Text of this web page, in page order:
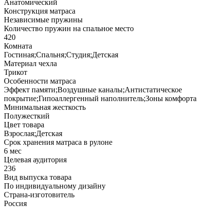
Анатомический
Конструкция матраса
Независимые пружины
Количество пружин на спальное место
420
Комната
Гостиная;Спальня;Студия;Детская
Материал чехла
Трикот
Особенности матраса
Эффект памяти;Воздушные каналы;Антистатическое
покрытие;Гипоаллергенный наполнитель;Зоны комфорта
Минимальная жесткость
Полужесткий
Цвет товара
Взрослая;Детская
Срок хранения матраса в рулоне
6 мес
Целевая аудитория
236
Вид выпуска товара
По индивидуальному дизайну
Страна-изготовитель
Россия